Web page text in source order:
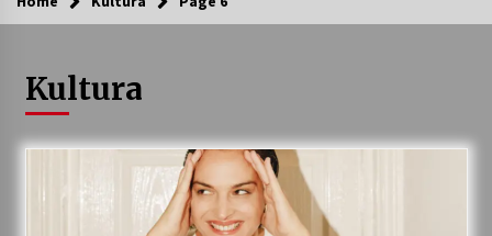
Kam za kulturou?
Vernisáž výstavy Josefíny Duškové: Stávám se
kapkou
30. 7. 2026
Kultura